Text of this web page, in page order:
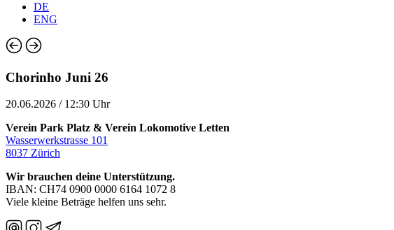
DE
ENG
Chorinho Juni 26
20.06.2026 / 12:30 Uhr
Verein Park Platz & Verein Lokomotive Letten
Wasserwerkstrasse 101
8037 Zürich
Wir brauchen deine Unterstützung.
IBAN: CH74 0900 0000 6164 1072 8
Viele kleine Beträge helfen uns sehr.